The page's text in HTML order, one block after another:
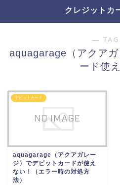
クレジットカ
―
aquagarage（アクア
ード使
デビットカード
aquagarage（アクアガレー
ジ）でデビットカードが使え
ない！（エラー時の対処方
法）